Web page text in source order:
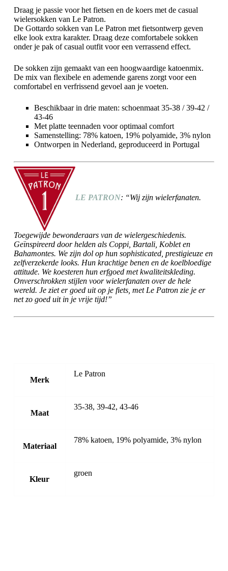
Draag je passie voor het fietsen en de koers met de casual
wielersokken van Le Patron.
De Gottardo sokken van Le Patron met fietsontwerp geven
elke look extra karakter. Draag deze comfortabele sokken
onder je pak of casual outfit voor een verrassend effect.
De sokken zijn gemaakt van een hoogwaardige katoenmix.
De mix van flexibele en ademende garens zorgt voor een
comfortabel en verfrissend gevoel aan je voeten.
Beschikbaar in drie maten: schoenmaat 35-38 / 39-42 /
43-46
Met platte teennaden voor optimaal comfort
Samenstelling: 78% katoen, 19% polyamide, 3% nylon
Ontworpen in Nederland, geproduceerd in Portugal
LE PATRON: “Wij zijn wielerfanaten.
Toegewijde bewonderaars van de wielergeschiedenis.
Geïnspireerd door helden als Coppi, Bartali, Koblet en
Bahamontes. We zijn dol op hun sophisticated, prestigieuze en
zelfverzekerde looks. Hun krachtige benen en de koelbloedige
attitude. We koesteren hun erfgoed met kwaliteitskleding.
Onverschrokken stijlen voor wielerfanaten over de hele
wereld. Je ziet er goed uit op je fiets, met Le Patron zie je er
net zo goed uit in je vrije tijd!”
Merk
Le Patron
Maat
35-38, 39-42, 43-46
Materiaal
78% katoen, 19% polyamide, 3% nylon
Kleur
groen